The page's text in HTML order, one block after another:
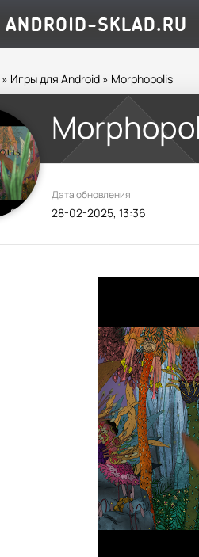
» Игры для Android » Morphopolis
Дата обновления
28-02-2025, 13:36